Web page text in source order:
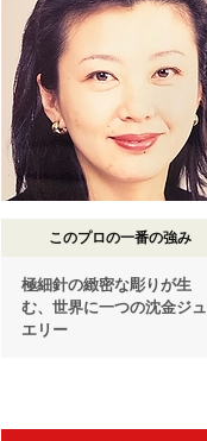
このプロの一番の強み
極細針の緻密な彫りが生
む、世界に一つの沈金ジュ
エリー